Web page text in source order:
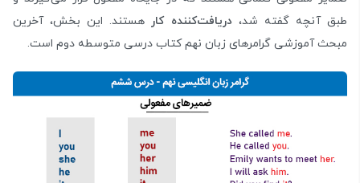
طبق آنچه گفته شد، دریافت‌کننده کار هستند. این بخش، آخرین
مبحث آموزشی گرامرهای زبان نهم کتاب درسی متوسطه دوم است.